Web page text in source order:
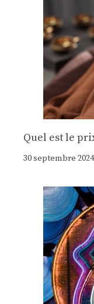
Quel est le
30 septembre 2024